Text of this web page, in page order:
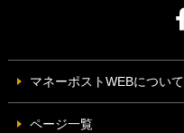
マネーポストWEBについて
ページ一覧